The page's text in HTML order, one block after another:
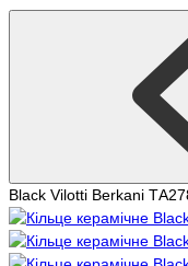
Black Vilotti Berkani